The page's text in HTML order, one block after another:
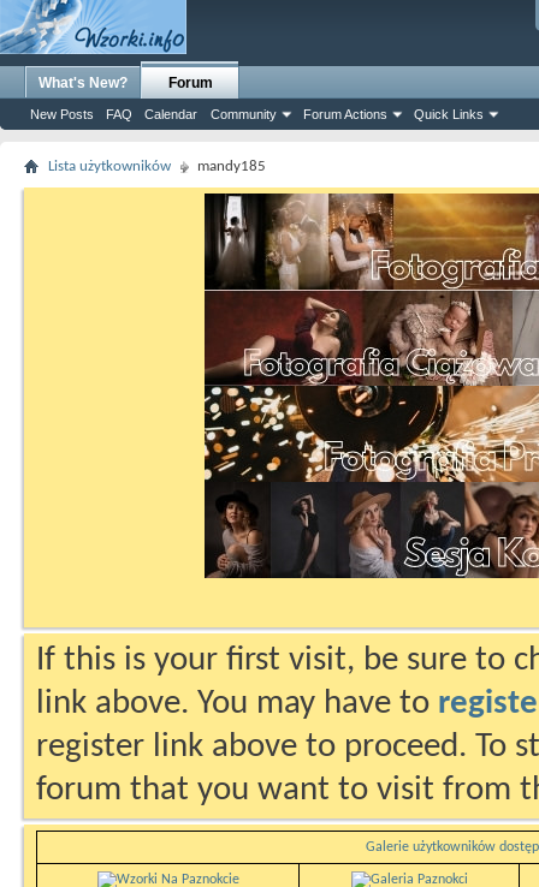
What's New? Forum
New Posts FAQ Calendar Community Forum Actions Quick Links
Lista użytkowników mandy185
If this is your first visit, be sure to
link above. You may have to
register link above to proceed. To
forum that you want to visit from
Galerie użytkowników